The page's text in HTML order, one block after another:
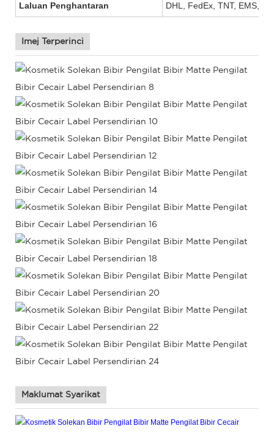
Laluan Penghantaran DHL, FedEx, TNT, EMS,
Imej Terperinci
Maklumat Syarikat